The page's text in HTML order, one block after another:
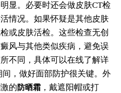
显。必要时还会做皮肤CT检
情况。如果怀疑是其他皮肤
或皮肤活检。这些检查无创
风与其他类似疾病，避免误
不同，具体可以在线了解详
，做好面部防护很关键。外
的 防晒霜，戴遮阳帽或打